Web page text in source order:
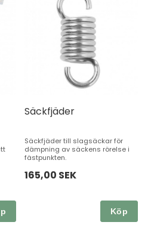
Säckfjäder
Säckfjäder till slagsäckar för
dämpning av säckens rörelse i
fästpunkten.
165,00 SEK
Köp